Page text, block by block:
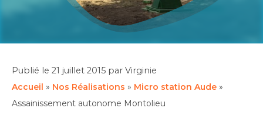
Publié le 21 juillet 2015 par Virginie
Accueil » Nos Réalisations » Micro station Aude »
Assainissement autonome Montolieu